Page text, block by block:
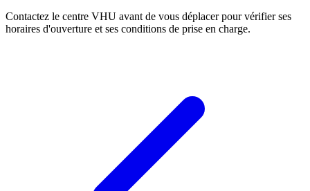
Contactez le centre VHU avant de vous déplacer pour vérifier ses
horaires d'ouverture et ses conditions de prise en charge.